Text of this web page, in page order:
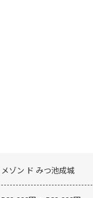
メゾン ド みつ池成城